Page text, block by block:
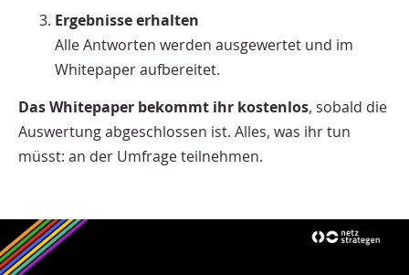
Ergebnisse erhalten
Alle Antworten werden ausgewertet und im
Whitepaper aufbereitet.
Das Whitepaper bekommt ihr kostenlos, sobald die
Auswertung abgeschlossen ist. Alles, was ihr tun
müsst: an der Umfrage teilnehmen.